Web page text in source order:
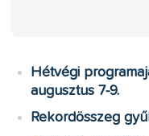
Hétvégi
augusztus 7-9.
Rekordösszeg